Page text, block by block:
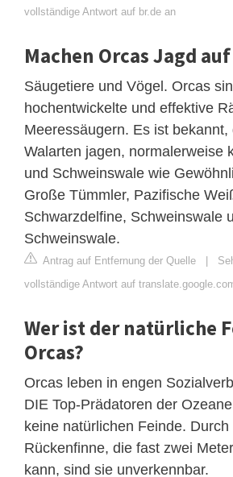
vollständige Antwort auf br.de an
Machen Orcas Jagd
Säugetiere und Vögel. Orcas
hochentwickelte und effektive
Meeressäugern. Es ist
Walarten jagen, normalerweise
und Schweinswale wie
Große Tümmler, Pazifische
Schwarzdelfine, Schweinswale
Schweinswale.
Antrag auf Entfernung der Quelle |
vollständige Antwort auf
Wer ist der natürliche
Orcas?
Orcas leben in engen
DIE Top-Prädatoren der
keine natürlichen Feinde.
Rückenfinne, die fast zwei
kann, sind sie unverkennbar.